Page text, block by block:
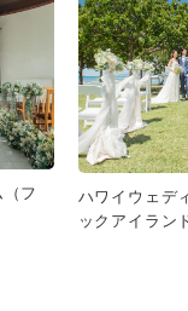
フ
ハワイウェデ
ックアイラン